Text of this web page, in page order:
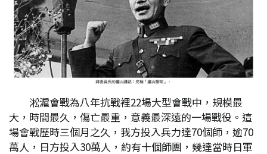
淞滬會戰為八年抗戰裡22場大型會戰中，規模最
大，時間最久，傷亡最重，意義最深遠的一場戰役。這
場會戰歷時三個月之久，我方投入兵力達70個師，逾70
萬人，日方投入30萬人，約有十個師團，幾達當時日軍